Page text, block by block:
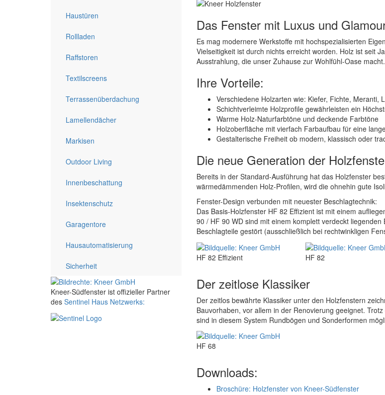
Haustüren
Rollladen
Raffstoren
Textilscreens
Terrassenüberdachung
Lamellendächer
Markisen
Outdoor Living
Innenbeschattung
Insektenschutz
Garagentore
Hausautomatisierung
Sicherheit
Kneer-Südfenster ist offizieller Partner
des Sentinel Haus Netzwerks:
Das Fenster mit Luxus und
Es mag modernere Werkstoffe mit hochspezialisierten
Vielseitigkeit ist durch nichts erreicht worden. Holz ist seit
Ausstrahlung, die unser Zuhause zur Wohlfühl-Oase macht.
Ihre Vorteile:
Verschiedene Holzarten wie: Kiefer, Fichte, Meranti,
Schichtverleimte Holzprofile gewährleisten ein
Warme Holz-Naturfarbtöne und deckende Farbtöne
Holzoberfläche mit vierfach Farbaufbau für eine
Gestalterische Freiheit ob modern, klassisch oder
Die neue Generation der
Bereits in der Standard-Ausführung hat das Holzfenster
wärmedämmenden Holz-Profilen, wird die ohnehin gute
Fenster-Design verbunden mit neuester Beschlagtechnik:
Das Basis-Holzfenster HF 82 Effizient ist mit einem
90 / HF 90 WD sind mit einem komplett verdeckt
Beschlagteile gestört (ausschließlich bei rechtwinkligen
HF 82 Effizient HF 82
Der zeitlose Klassiker
Der zeitlos bewährte Klassiker unter den Holzfenstern
Bauvorhaben, vor allem in der Renovierung geeignet.
sind in diesem System Rundbögen und Sonderformen
HF 68
Downloads:
Broschüre: Holzfenster von Kneer-Südfenster